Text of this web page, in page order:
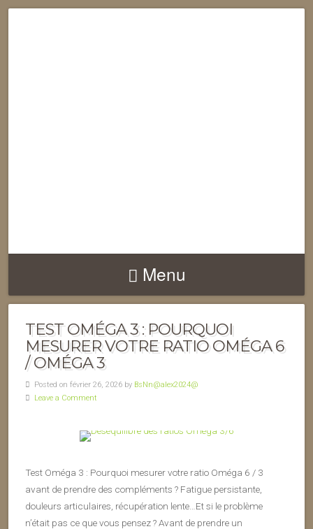
Menu
TEST OMÉGA 3 : POURQUOI
MESURER VOTRE RATIO OMÉGA 6
/ OMÉGA 3
Posted on février 26, 2026 by BsNn@alex2024@
Leave a Comment
Test Oméga 3 : Pourquoi mesurer votre ratio Oméga 6 / 3
avant de prendre des compléments ? Fatigue persistante,
douleurs articulaires, récupération lente…Et si le problème
n’était pas ce que vous pensez ? Avant de prendre un